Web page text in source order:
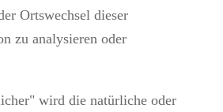
Ortswechsel dieser
zu analysieren oder
wird die natürliche oder